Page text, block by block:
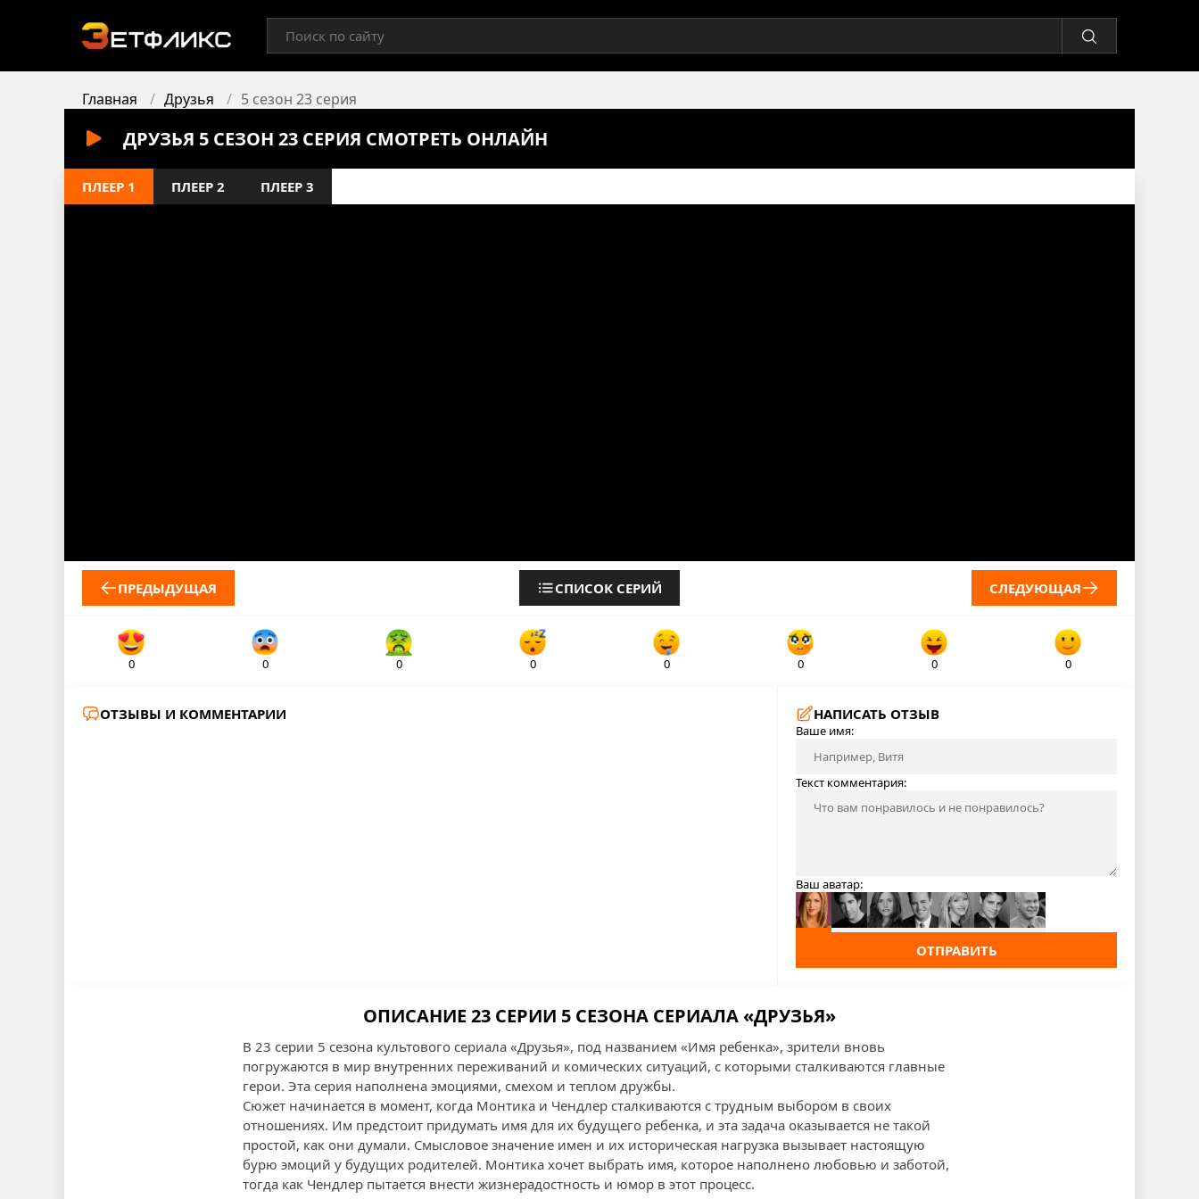
Главная Друзья 5 сезон 23 серия
ДРУЗЬЯ 5 СЕЗОН 23 СЕРИЯ СМОТРЕТЬ ОНЛАЙН
ПЛЕЕР 1 ПЛЕЕР 2 ПЛЕЕР 3
ПРЕДЫДУЩАЯ СПИСОК СЕРИЙ СЛЕДУЮЩАЯ
0 0 0 0 0 0 0 0
ОТЗЫВЫ И КОММЕНТАРИИ НАПИСАТЬ ОТЗЫВ
Ваше имя:
Текст комментария:
Ваш аватар:
ОТПРАВИТЬ
ОПИСАНИЕ 23 СЕРИИ 5 СЕЗОНА СЕРИАЛА «ДРУЗЬЯ»
В 23 серии 5 сезона культового сериала «Друзья», под названием «Имя ребенка», зрители вновь
погружаются в мир внутренних переживаний и комических ситуаций, с которыми сталкиваются главные
герои. Эта серия наполнена эмоциями, смехом и теплом дружбы.
Сюжет начинается в момент, когда Монтика и Чендлер сталкиваются с трудным выбором в своих
отношениях. Им предстоит придумать имя для их будущего ребенка, и эта задача оказывается не такой
простой, как они думали. Смысловое значение имен и их историческая нагрузка вызывает настоящую
бурю эмоций у будущих родителей. Монтика хочет выбрать имя, которое наполнено любовью и заботой,
тогда как Чендлер пытается внести жизнерадостность и юмор в этот процесс.